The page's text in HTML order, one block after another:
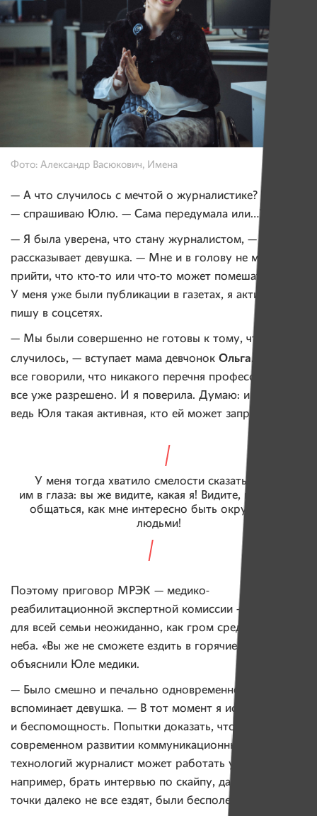
Фото: Александр Васюкович, Имена
— А что случилось с мечтой о журналистике?
— спрашиваю Юлю. — Сама передумала или…?
— Я была уверена, что стану журналистом, —
рассказывает девушка. — Мне и в голову не могло
прийти, что кто-то или что-то может помешать.
У меня уже были публикации в газетах, я активно
пишу в соцсетях.
— Мы были совершенно не готовы к тому, что
случилось, — вступает мама девчонок Ольга. — Мне
все говорили, что никакого перечня профессий нет,
все уже разрешено. И я поверила. Думаю: и правда,
ведь Юля такая активная, кто ей может запретить!
У меня тогда хватило смелости сказать, глядя
им в глаза: вы же видите, какая я! Видите, как я хочу
общаться, как мне интересно быть окруженной
людьми!
Поэтому приговор МРЭК — медико-
реабилитационной экспертной комиссии — прозвучал
для всей семьи неожиданно, как гром среди ясного
неба. «Вы же не сможете ездить в горячие точки!» —
объяснили Юле медики.
— Было смешно и печально одновременно, —
вспоминает девушка. — В тот момент я испытала шок
и беспомощность. Попытки доказать, что при
современном развитии коммуникационных
технологий журналист может работать удаленно,
например, брать интервью по скайпу, да и в горячие
точки далеко не все ездят, были бесполезны.